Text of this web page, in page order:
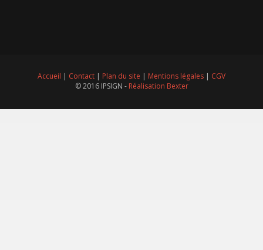
Accueil | Contact | Plan du site | Mentions légales | CGV
© 2016 IPSIGN - Réalisation Bexter